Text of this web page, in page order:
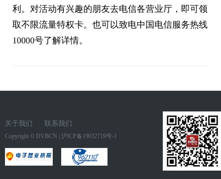
利。对活动有兴趣的朋友去电信各营业厅，即可领
取不限流量特权卡。也可以致电中国电信服务热线
10000号了解详情。
关于我们 联系我们
Copyright © DVBCN 沪ICP备19032719号-1